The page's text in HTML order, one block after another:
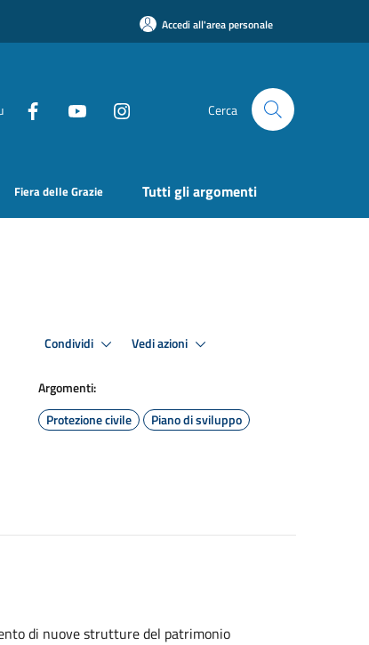
Accedi all'area personale
Cerca
Fiera delle Grazie Tutti gli argomenti
Condividi Vedi azioni
Argomenti:
Protezione civile
Piano di sviluppo
di nuove strutture del patrimonio